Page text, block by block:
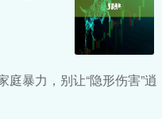
暴力，别让“隐形伤害”逍